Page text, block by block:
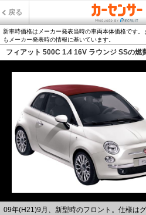
戻る
新車時価格はメーカー発表当時の車両本体価格です
もメーカー発表時の情報に基いています。
フィアット 500C 1.4 16V ラウンジ SSの燃
09年(H21)9月、新型時のフロント。仕様は